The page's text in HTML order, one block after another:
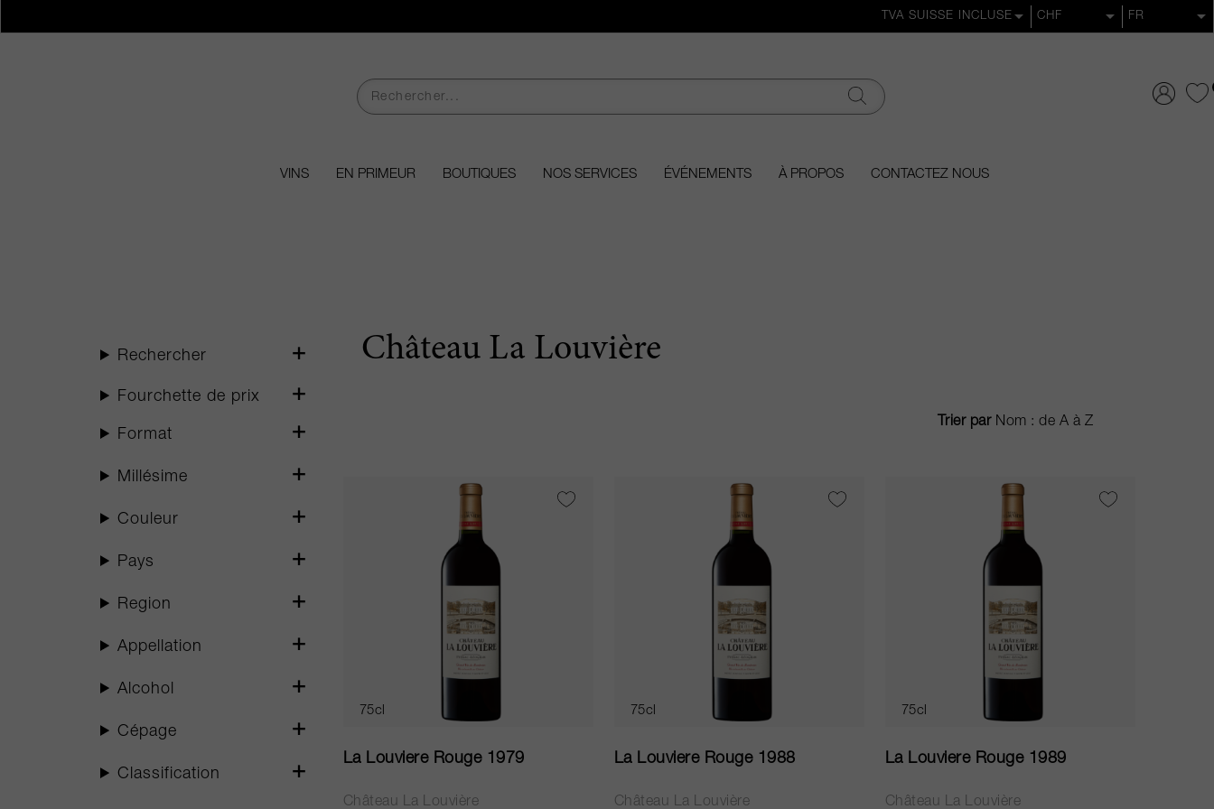
VINS EN PRIMEUR BOUTIQUES NOS SERVICES ÉVÉNEMENTS À PROPOS CONTACTEZ NOUS
Château La Louvière
Trier par
75cl
La Louviere Rouge 1979
Château La Louvière
75cl
La Louviere Rouge 1988
Château La Louvière
75cl
La Louviere Rouge 1989
Château La Louvière
Rechercher
Fourchette de prix
Format
Millésime
Couleur
Pays
Region
Appellation
Alcohol
Cépage
Classification